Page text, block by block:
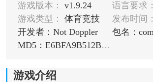
游戏版本：
v1.9.24 语言要求：
游戏类型：
体育竞技 发布时间：
开发者：Not Doppler
MD5：E6BFA9B512B3DC548203AD444371A59F
游戏介绍